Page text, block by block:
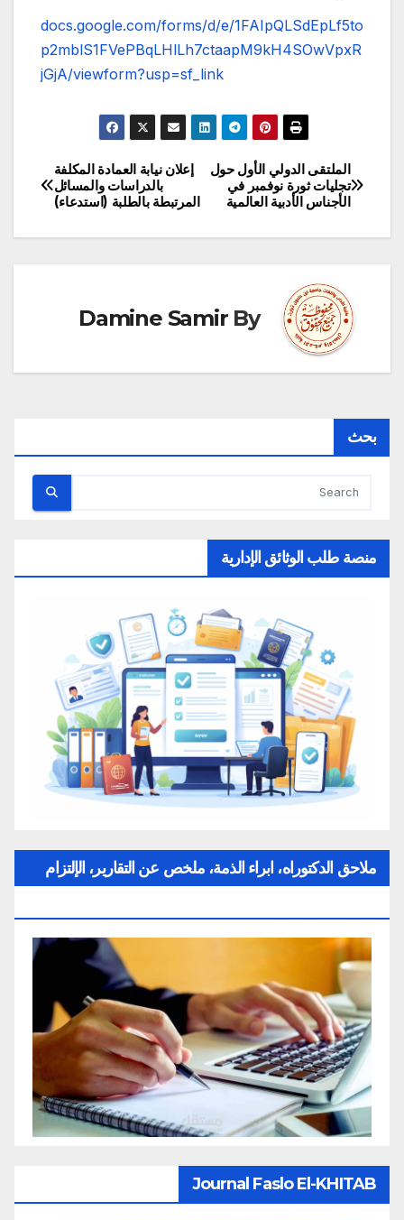
docs.google.com/forms/d/e/1FAIpQLSdEpLf5to
p2mblS1FVePBqLHlLh7ctaapM9kH4SOwVpxR
jGjA/viewform?usp=sf_link
تصفّح
المقالات
إعلان نيابة العمادة المكلفة
بالدراسات والمسائل
المرتبطة بالطلبة (استدعاء)
الملتقى الدولي الأول حول
تجليات ثورة نوفمبر في
الأجناس الأدبية العالمية
By
Damine Samir
بحث
منصة طلب الوثائق الإدارية
ملاحق الدكتوراه، ابراء الذمة، ملخص عن التقارير، الإلتزام
Journal Faslo El-KHITAB